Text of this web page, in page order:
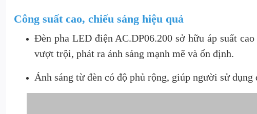
Công suất cao, chiếu sáng hiệu quả
Đèn pha LED điện AC.DP06.200 sở hữu áp suất
vượt trội, phát ra ánh sáng mạnh mẽ và ổn định.
Ánh sáng từ đèn có độ phủ rộng, giúp người sử